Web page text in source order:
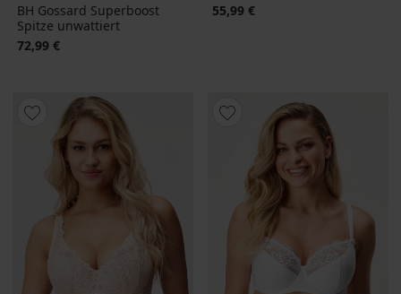
BH Gossard Superboost
Spitze unwattiert
72,99 €
55,99 €